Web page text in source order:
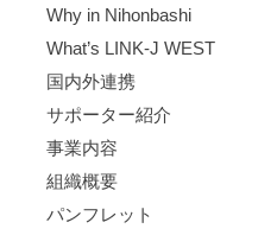
Why in Nihonbashi
What’s LINK-J WEST
国内外連携
サポーター紹介
事業内容
組織概要
パンフレット